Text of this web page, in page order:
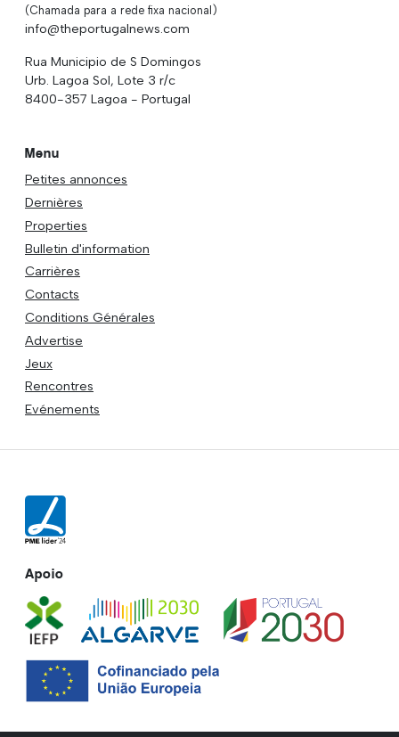
(Chamada para a rede fixa nacional)
info@theportugalnews.com
Rua Municipio de S Domingos
Urb. Lagoa Sol, Lote 3 r/c
8400-357 Lagoa - Portugal
Menu
Petites annonces
Dernières
Properties
Bulletin d'information
Carrières
Contacts
Conditions Générales
Advertise
Jeux
Rencontres
Evénements
Apoio